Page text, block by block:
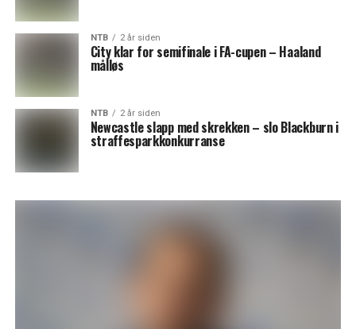
NTB 2 år siden
City klar for semifinale i FA-cupen – Haaland
målløs
NTB 2 år siden
Newcastle slapp med skrekken – slo Blackburn i
straffesparkkonkurranse